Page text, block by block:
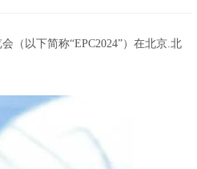
（以下简称“EPC2024”）在北京.北